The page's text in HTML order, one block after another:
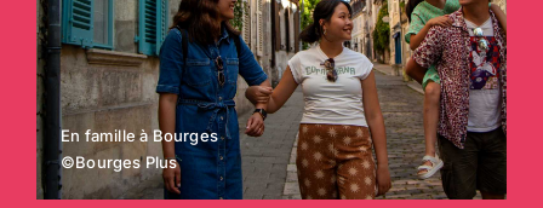
En famille à Bourges
©Bourges Plus